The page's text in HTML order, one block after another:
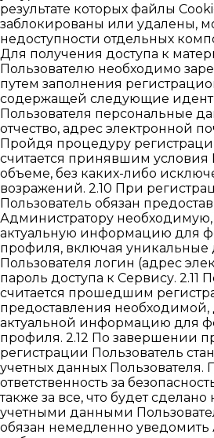
результате которых файлы
заблокированы или удалены,
недоступности отдельных
Для получения доступа к
Пользователю необходимо
путем заполнения
содержащей следующие
Пользователя персональные
отчество, адрес электронной
Пройдя процедуру
считается принявшим
объеме, без каких-либо
возражений. 2.10 При
Пользователь обязан
Администратору
актуальную информацию для
профиля, включая уникальные
Пользователя логин (адрес
пароль доступа к Сервису. 2.11
считается прошедшим
предоставления необходимой,
актуальной информацию для
профиля. 2.12 По завершении
регистрации Пользователь
учетных данных Пользователя.
ответственность за
также за все, что будет
учетными данными
обязан немедленно уведомить